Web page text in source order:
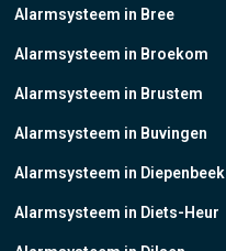
Alarmsysteem in Bree
Alarmsysteem in Broekom
Alarmsysteem in Brustem
Alarmsysteem in Buvingen
Alarmsysteem in Diepenbeek
Alarmsysteem in Diets-Heur